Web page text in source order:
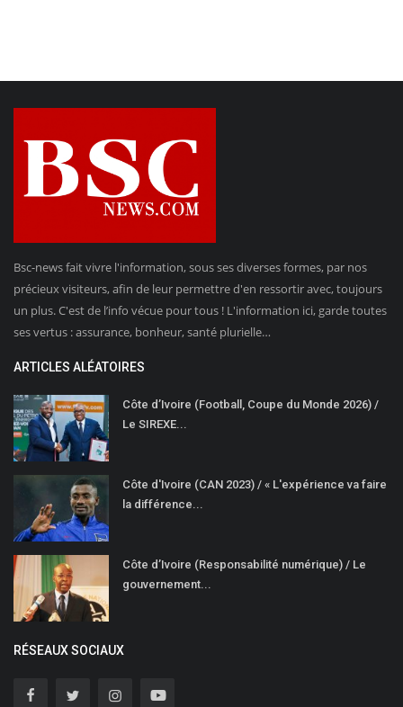
Bsc-news fait vivre l'information, sous ses diverses formes, par nos
précieux visiteurs, afin de leur permettre d'en ressortir avec, toujours
un plus. C'est de l’info vécue pour tous ! L'information ici, garde toutes
ses vertus : assurance, bonheur, santé plurielle…
ARTICLES ALÉATOIRES
Côte d’Ivoire (Football, Coupe du Monde 2026) /
Le SIREXE...
Côte d'Ivoire (CAN 2023) / « L'expérience va faire
la différence...
Côte d’Ivoire (Responsabilité numérique) / Le
gouvernement...
RÉSEAUX SOCIAUX